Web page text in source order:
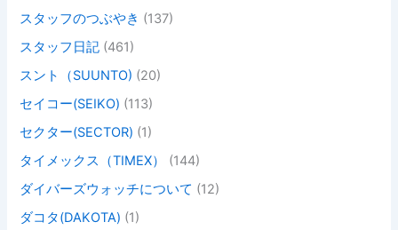
スタッフのつぶやき (137)
スタッフ日記 (461)
スント（SUUNTO) (20)
セイコー(SEIKO) (113)
セクター(SECTOR) (1)
タイメックス（TIMEX）
(144)
ダイバーズウォッチについて (12)
ダコタ(DAKOTA) (1)